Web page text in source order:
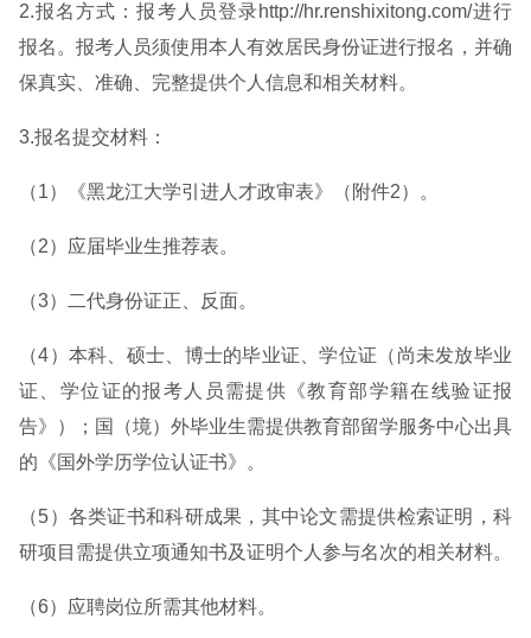
2.报名方式：报考人员登录http://hr.renshixitong.com/进行
报名。报考人员须使用本人有效居民身份证进行报名，并确
保真实、准确、完整提供个人信息和相关材料。
3.报名提交材料：
（1）《黑龙江大学引进人才政审表》（附件2）。
（2）应届毕业生推荐表。
（3）二代身份证正、反面。
（4）本科、硕士、博士的毕业证、学位证（尚未发放毕业
证、学位证的报考人员需提供《教育部学籍在线验证报
告》）；国（境）外毕业生需提供教育部留学服务中心出具
的《国外学历学位认证书》。
（5）各类证书和科研成果，其中论文需提供检索证明，科
研项目需提供立项通知书及证明个人参与名次的相关材料。
（6）应聘岗位所需其他材料。